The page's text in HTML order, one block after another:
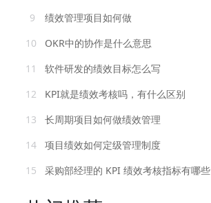
9
绩效管理项目如何做
10
OKR中的协作是什么意思
11
软件研发的绩效目标怎么写
12
KPI就是绩效考核吗，有什么区别
13
长周期项目如何做绩效管理
14
项目绩效如何定级管理制度
15
采购部经理的 KPI 绩效考核指标有哪些